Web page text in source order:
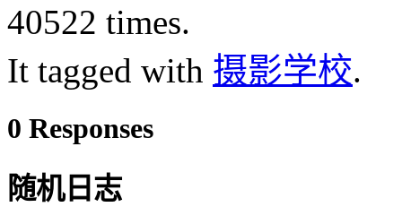
40522 times.
It tagged with 摄影学校.
0 Responses
随机日志